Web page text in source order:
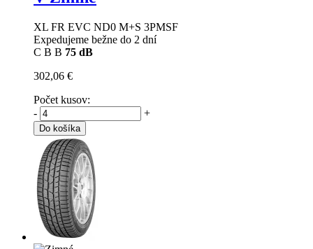
XL FR EVC ND0 M+S 3PMSF
Expedujeme bežne do 2 dní
C B B 75 dB
302,06 €
Počet kusov:
-
+
Do košíka